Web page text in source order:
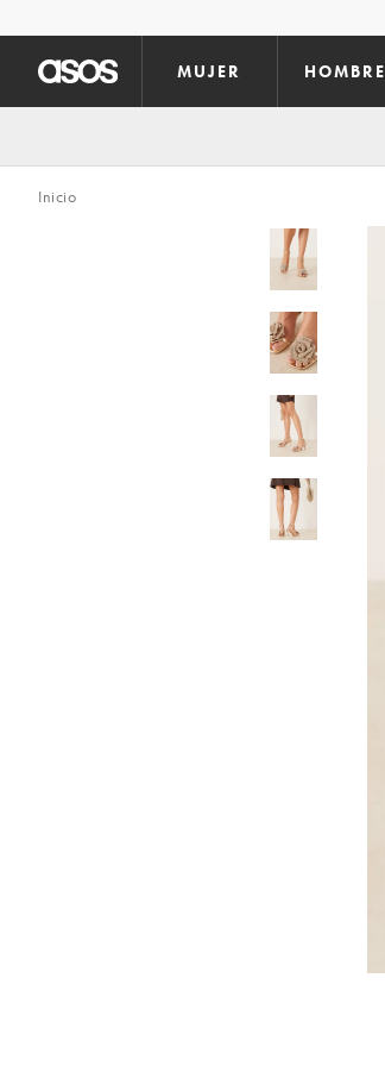
MUJER HOMBRE
Inicio